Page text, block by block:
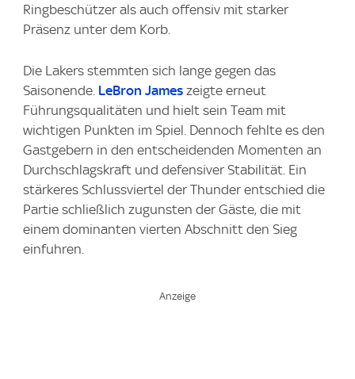
Ringbeschützer als auch offensiv mit starker
Präsenz unter dem Korb.
Die Lakers stemmten sich lange gegen das
Saisonende. LeBron James zeigte erneut
Führungsqualitäten und hielt sein Team mit
wichtigen Punkten im Spiel. Dennoch fehlte es den
Gastgebern in den entscheidenden Momenten an
Durchschlagskraft und defensiver Stabilität. Ein
stärkeres Schlussviertel der Thunder entschied die
Partie schließlich zugunsten der Gäste, die mit
einem dominanten vierten Abschnitt den Sieg
einfuhren.